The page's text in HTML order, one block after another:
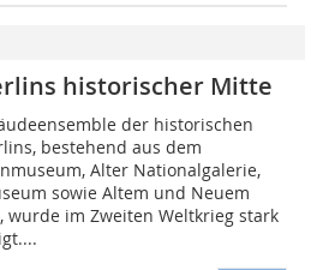
historischer Mitte
der historischen
bestehend aus dem
Alter Nationalgalerie,
sowie Altem und Neuem
wurde im Zweiten Weltkrieg stark